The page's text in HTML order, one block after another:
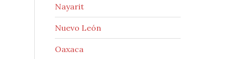
Nayarit
Nuevo León
Oaxaca